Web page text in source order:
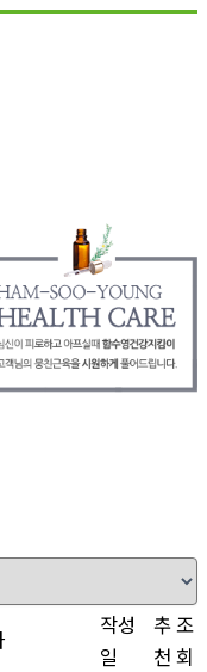
작성
일
추
천
조
회